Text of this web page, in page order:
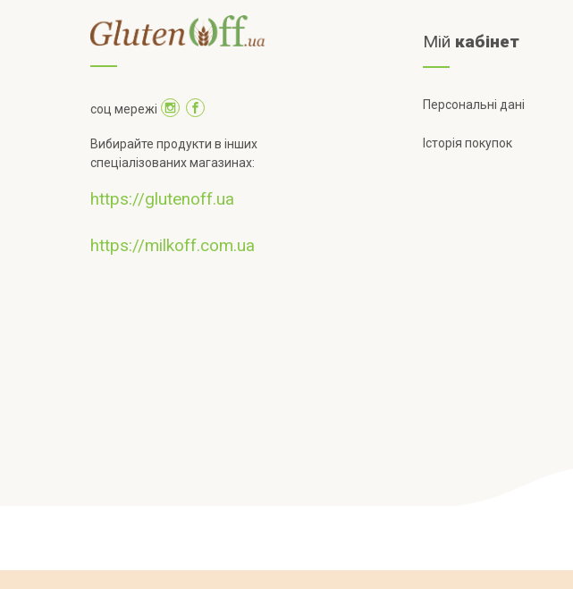
соц мережі
Вибирайте продукти в інших
спеціалізованих магазинах:
https://glutenoff.ua
https://milkoff.com.ua
Мій кабінет
Персональні дані
Історія покупок